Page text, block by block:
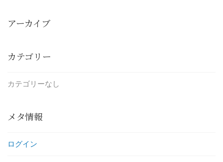
アーカイブ
カテゴリー
カテゴリーなし
メタ情報
ログイン